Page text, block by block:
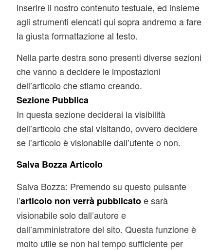
inserire il nostro contenuto testuale, ed insieme
agli strumenti elencati qui sopra andremo a fare
la giusta formattazione al testo.
Nella parte destra sono presenti diverse sezioni
che vanno a decidere le impostazioni
dell’articolo che stiamo creando.
Sezione Pubblica
In questa sezione deciderai la visibilità
dell’articolo che stai visitando, ovvero decidere
se l’articolo è visionabile dall’utente o non.
Salva Bozza Articolo
Salva Bozza: Premendo su questo pulsante
l’articolo non verrà pubblicatoe sarà
visionabile solo dall’autore e
dall’amministratore del sito. Questa funzione è
molto utile se non hai tempo sufficiente per